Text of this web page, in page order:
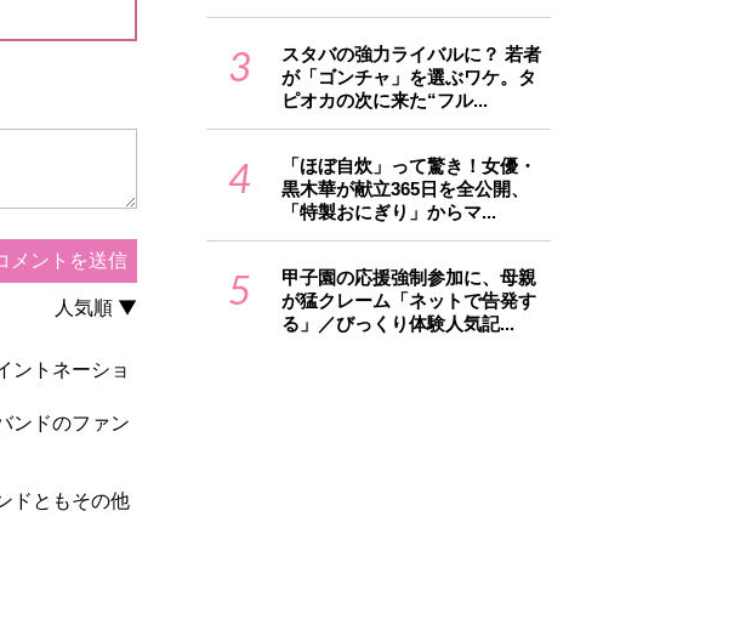
3
スタバの強力ライバルに？ 若者
が「ゴンチャ」を選ぶワケ。タ
ピオカの次に来た“フル...
4
「ほぼ自炊」って驚き！女優・
黒木華が献立365日を全公開、
「特製おにぎり」からマ...
5
甲子園の応援強制参加に、母親
が猛クレーム「ネットで告発す
る」／びっくり体験人気記...